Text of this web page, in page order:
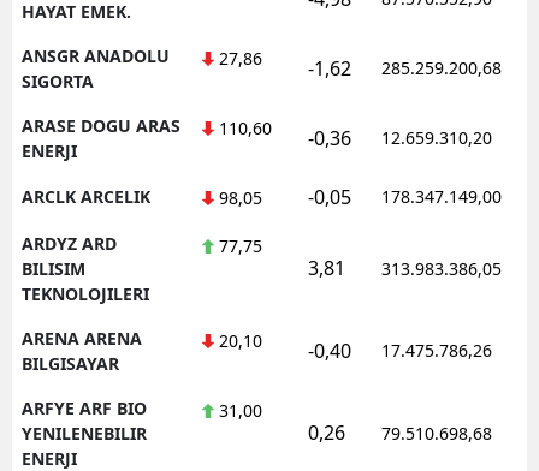
HAYAT EMEK.
ANSGR ANADOLU
SIGORTA
27,86 -1,62 285.259.200,68
ARASE DOGU ARAS
ENERJI
110,60 -0,36 12.659.310,20
ARCLK ARCELIK 98,05 -0,05 178.347.149,00
ARDYZ ARD
BILISIM
TEKNOLOJILERI
77,75
3,81 313.983.386,05
ARENA ARENA
BILGISAYAR
20,10 -0,40 17.475.786,26
ARFYE ARF BIO
YENILENEBILIR
ENERJI
31,00
0,26 79.510.698,68